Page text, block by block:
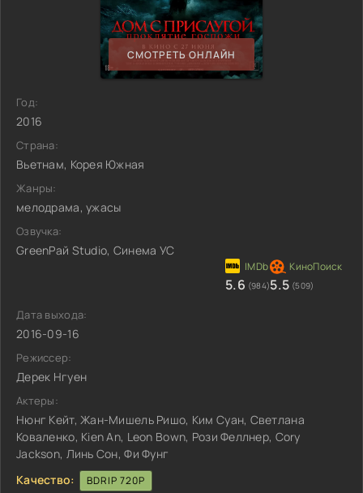
СМОТРЕТЬ ОНЛАЙН
Год:
2016
Страна:
Вьетнам, Корея Южная
Жанры:
мелодрама, ужасы
Озвучка:
GreenРай Studio, Синема УС
5.6 (984)5.5 (509)
Дата выхода:
2016-09-16
Режиссер:
Дерек Нгуен
Актеры:
Нюнг Кейт, Жан-Мишель Ришо, Ким Суан, Светлана
Коваленко, Kien An, Leon Bown, Рози Феллнер, Cory
Jackson, Линь Сон, Фи Фунг
Качество:
BDRIP 720P